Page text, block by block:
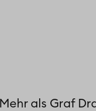
als Graf